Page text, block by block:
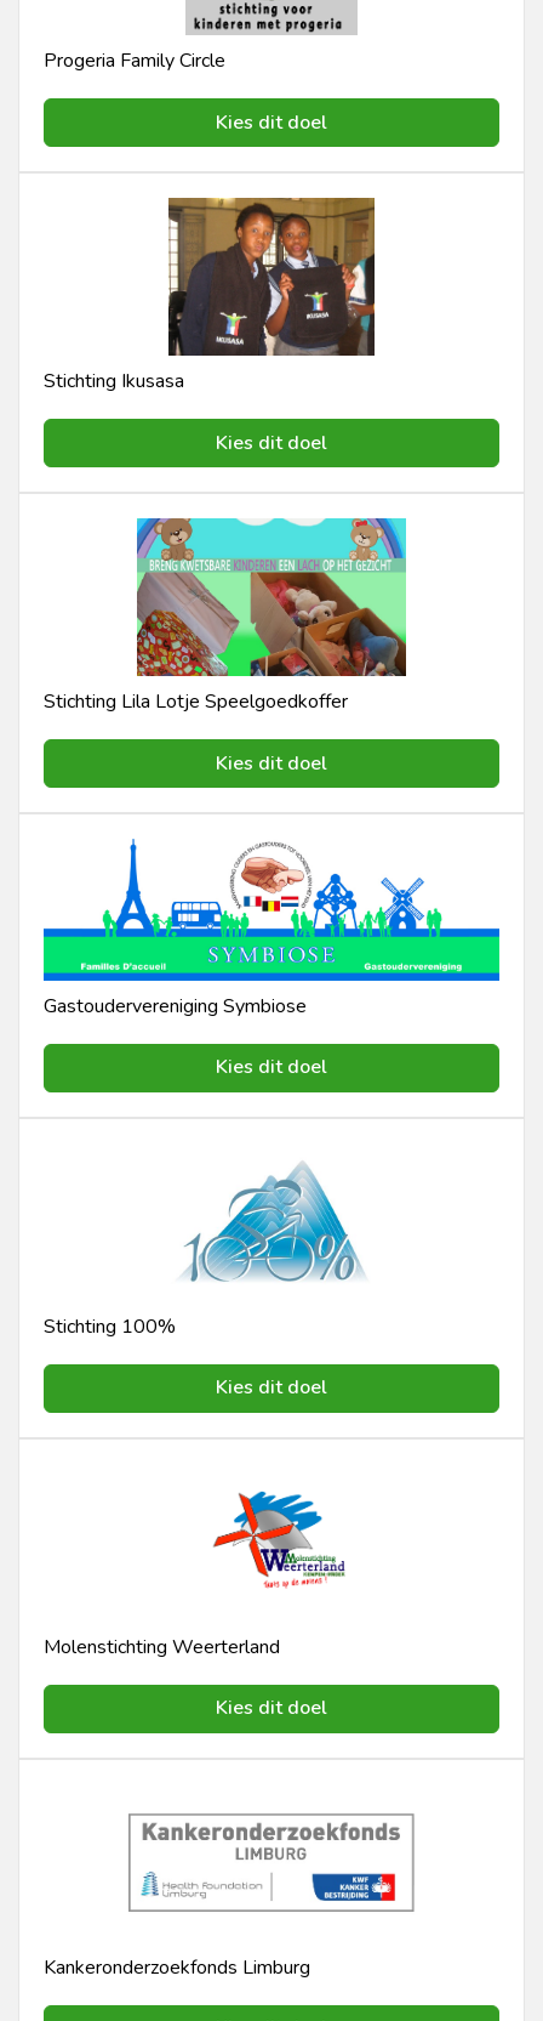
Progeria Family Circle
Kies dit doel
Stichting Ikusasa
Kies dit doel
Stichting Lila Lotje Speelgoedkoffer
Kies dit doel
Gastoudervereniging Symbiose
Kies dit doel
Stichting 100%
Kies dit doel
Molenstichting Weerterland
Kies dit doel
Kankeronderzoekfonds Limburg